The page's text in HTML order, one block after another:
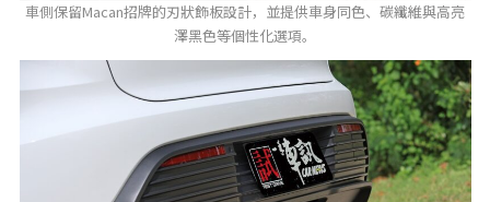
車側保留Macan招牌的刃狀飾板設計，並提供車身同色、碳纖維與高亮
澤黑色等個性化選項。